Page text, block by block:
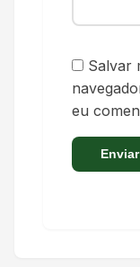
Salvar
eu